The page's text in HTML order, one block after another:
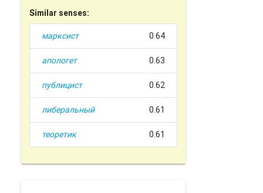
Similar senses:
марксист 0.64
апологет 0.63
публицист 0.62
либеральный 0.61
теоретик 0.61